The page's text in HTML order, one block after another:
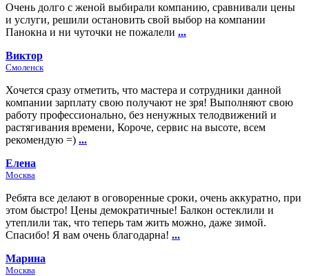
Очень долго с женой выбирали компанию, сравнивали цены
и услуги, решили остановить свой выбор на компании
Панокна и ни чуточки не пожалели ...
Виктор
Смоленск
Хочется сразу отметить, что мастера и сотрудники данной
компании зарплату свою получают не зря! Выполняют свою
работу профессионально, без ненужных телодвижений и
растягивания времени, Короче, сервис на высоте, всем
рекомендую =) ...
Елена
Москва
Ребята все делают в оговоренные сроки, очень аккуратно, при
этом быстро! Цены демократичные! Балкон остеклили и
утеплили так, что теперь там жить можно, даже зимой.
Спасибо! Я вам очень благодарна! ...
Марина
Москва